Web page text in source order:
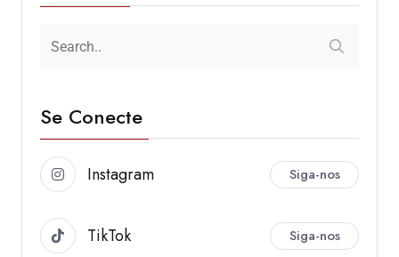
Se Conecte
Instagram Siga-nos
TikTok Siga-nos